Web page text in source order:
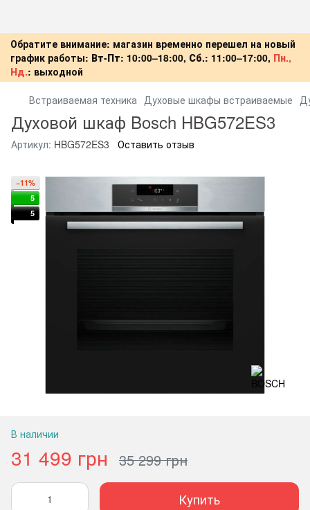
Обратите внимание: магазин временно перешел на новый
график работы: Вт-Пт: 10:00–18:00, Сб.: 11:00–17:00, Пн.,
Нд.: выходной
Встраиваемая техника Духовые шкафы встраиваемые
Духовой шкаф Bosch HBG572ES3
Артикул: HBG572ES3 Оставить отзыв
−11%
5
5
В наличии
31 499 грн 35 299 грн
Купить